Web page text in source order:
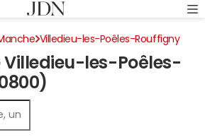
Villedieu-les-Poêles-Rouffigny
Villedieu-les-Poêles-